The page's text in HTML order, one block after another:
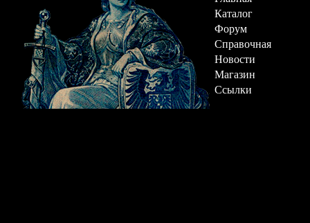
Каталог
Форум
Справочная
Новости
Магазин
Ссылки